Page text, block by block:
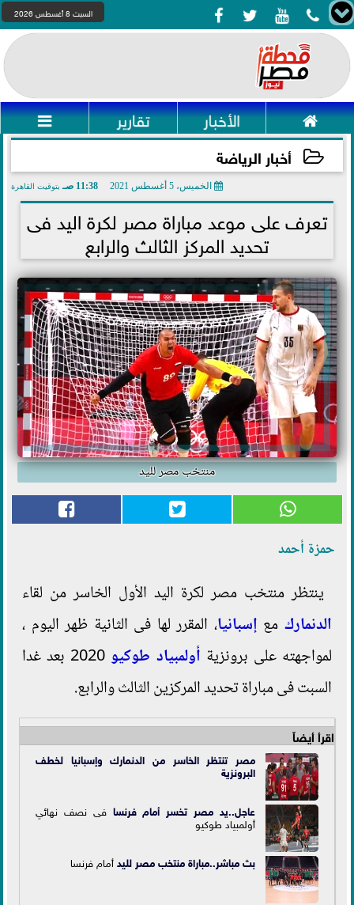
    السبت 8 أغسطس 2026
 الأخبار تقارير 
أخبار الرياضة
الخميس، 5 أغسطس 2021 11:38 صـ بتوقيت القاهرة
تعرف على موعد مباراة مصر لكرة اليد فى
تحديد المركز الثالث والرابع
منتخب مصر لليد
حمزة أحمد
ينتظر منتخب مصر لكرة اليد الأول الخاسر من لقاء
الدنماركمع إسبانيا، المقرر لها فى الثانية ظهر اليوم ،
لمواجهته على برونزية أولمبياد طوكيو
2020 بعد غدا
السبت فى مباراة تحديد المركزين الثالث والرابع.
اقرأ أيضاً
مصر تنتظر الخاسر من الدنمارك وإسبانيا لخطف
البرونزية
عاجل..يد مصر تخسر أمامفرنسا فى نصف نهائي
أولمبياد طوكيو
بث مباشر..مباراةمنتخب مصر لليدأمام فرنسا